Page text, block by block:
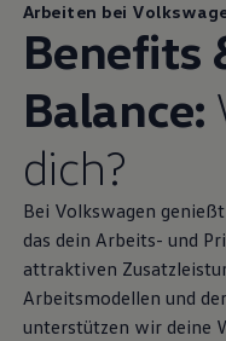
Arbeiten bei
Benefits
Balance:
dich?
Bei Volkswagen
das dein Arbeits- und
attraktiven
Arbeitsmodellen und
unterstützen wir deine